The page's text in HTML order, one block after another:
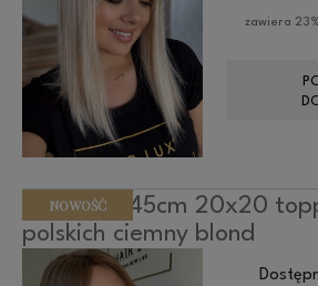
zawiera
Anita 40-45cm 20x20
polskich ciemny blond
NOWOŚĆ